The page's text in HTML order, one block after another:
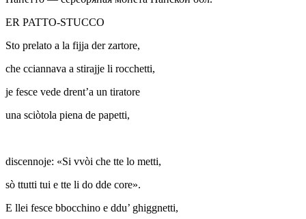
ER PATTO-STUCCO
Sto prelato a la fijja der zartore,
che cciannava a stirajje li rocchetti,
je fesce vede drent’a un tiratore
una sciòtola piena de papetti,
discennoje: «Si vvòi che tte lo metti,
sò ttutti tui e tte li do dde core».
E llei fesce bbocchino e ddu’ ghiggnetti,